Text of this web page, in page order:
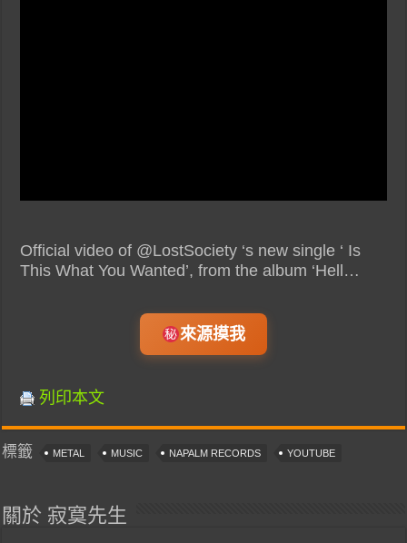
Official video of @LostSociety ‘s new single ‘ Is
This What You Wanted’, from the album ‘Hell…
來源摸我
列印本文
標籤 METAL MUSIC NAPALM RECORDS YOUTUBE
關於 寂寞先生